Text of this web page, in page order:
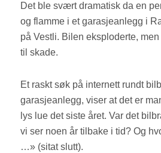
Det ble svært dramatisk da en
og flamme i et garasjeanlegg i
på Vestli. Bilen eksploderte,
til skade.
Et raskt søk på internett rundt
garasjeanlegg, viser at det er
lys lue det siste året. Var det
vi ser noen år tilbake i tid? Og
…» (sitat slutt).